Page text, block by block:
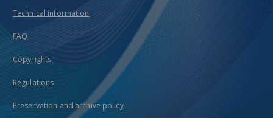
Technical information
FAQ
Copyrights
Regulations
Preservation and archive policy